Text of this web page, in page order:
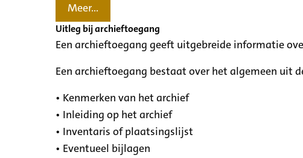
Meer...
Uitleg bij archieftoegang
Een archieftoegang geeft uitgebreide informatie
Een archieftoegang bestaat over het algemeen uit
• Kenmerken van het archief
• Inleiding op het archief
• Inventaris of plaatsingslijst
• Eventueel bijlagen